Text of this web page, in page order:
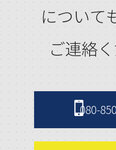
りです。
・氏名、
日、性別
プロフィ
について
ご連絡く
080-